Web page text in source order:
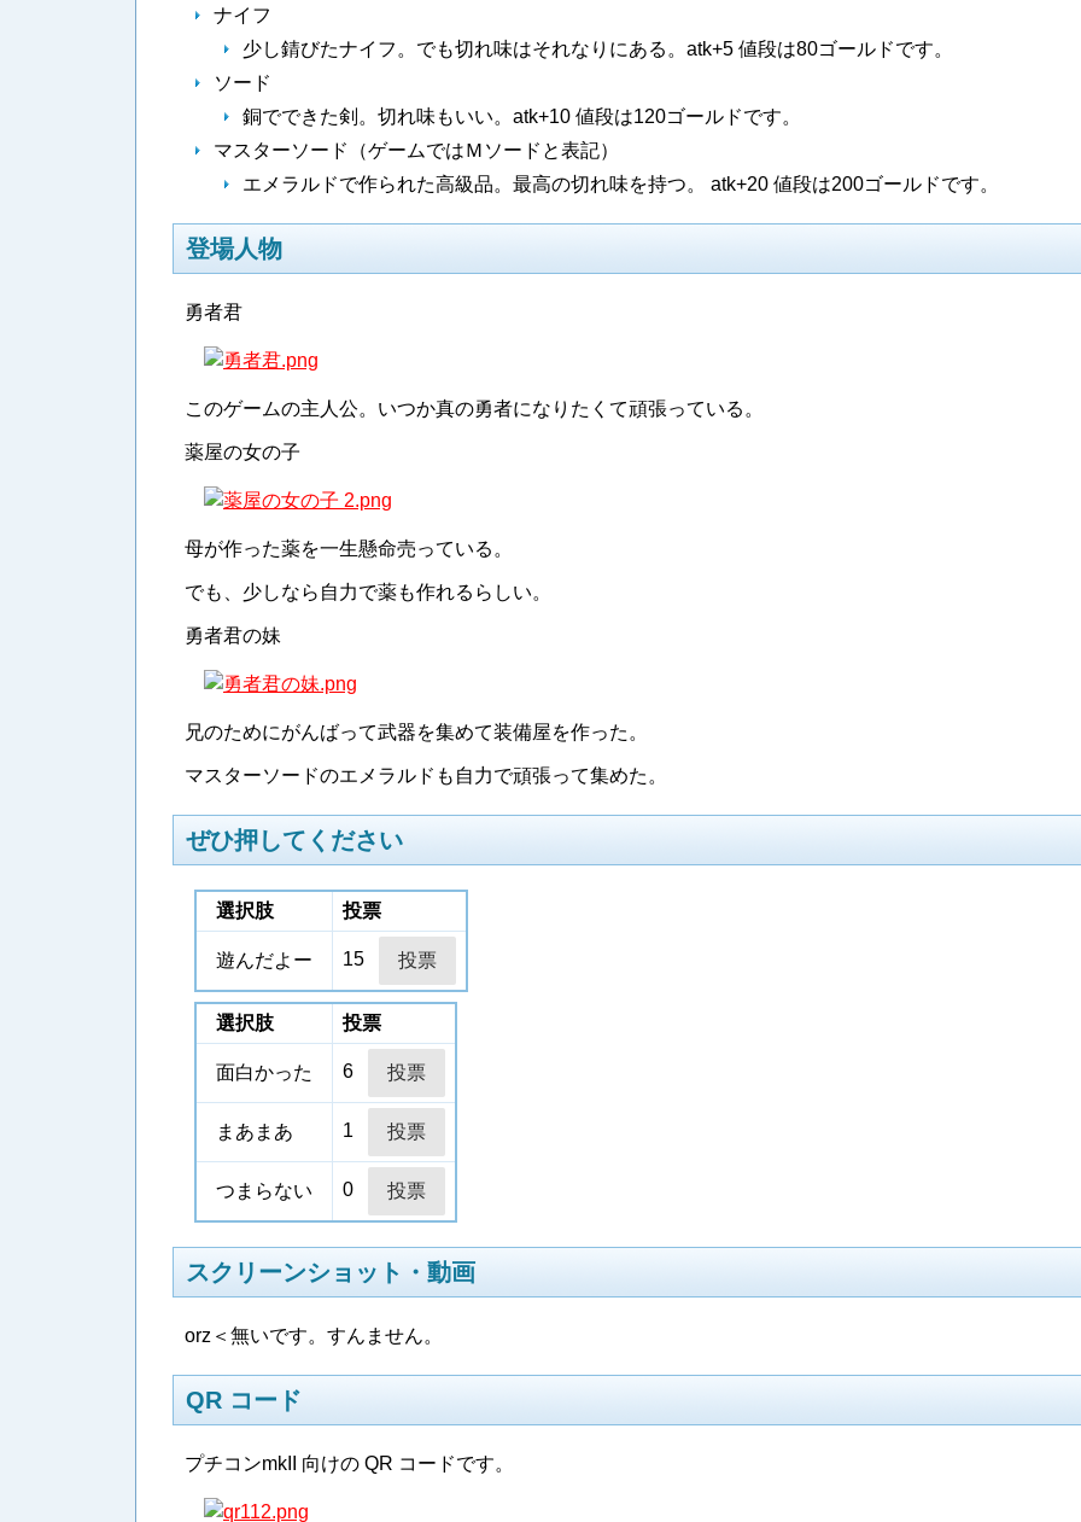
ナイフ
少し錆びたナイフ。でも切れ味はそれなりにある。atk+5 値段は80ゴールドです。
ソード
銅でできた剣。切れ味もいい。atk+10 値段は120ゴールドです。
マスターソード（ゲームではＭソードと表記）
エメラルドで作られた高級品。最高の切れ味を持つ。 atk+20 値段は200ゴールドです。
登場人物
勇者君
このゲームの主人公。いつか真の勇者になりたくて頑張っている。
薬屋の女の子
母が作った薬を一生懸命売っている。
でも、少しなら自力で薬も作れるらしい。
勇者君の妹
兄のためにがんばって武器を集めて装備屋を作った。
マスターソードのエメラルドも自力で頑張って集めた。
ぜひ押してください
選択肢 投票
遊んだよー 15
選択肢 投票
面白かった 6
まあまあ 1
つまらない 0
スクリーンショット・動画
orz＜無いです。すんません。
QR コード
プチコンmkII 向けの QR コードです。